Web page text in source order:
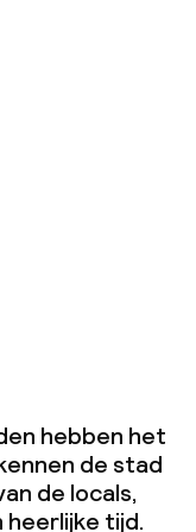
hebben het
de stad
de locals,
heerlijke tijd.